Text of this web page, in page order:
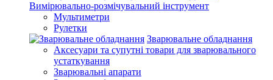
Вимірювально-розмічувальний інструмент
Мультиметри
Рулетки
Зварювальне обладнання
Аксесуари та супутні товари для зварювального
устаткування
Зварювальні апарати